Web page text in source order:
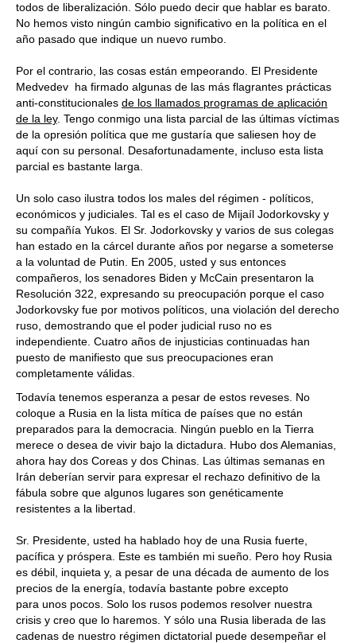
todos de liberalización. Sólo puedo decir que hablar es barato.
No hemos visto ningún cambio significativo en la política en el
año pasado que indique un nuevo rumbo.
Por el contrario, las cosas están empeorando. El Presidente
Medvedev ha firmado algunas de las más flagrantes prácticas
anti-constitucionales de los llamados programas de aplicación
de la ley. Tengo conmigo una lista parcial de las últimas víctimas
de la opresión política que me gustaría que saliesen hoy de
aquí con su personal. Desafortunadamente, incluso esta lista
parcial es bastante larga.
Un solo caso ilustra todos los males del régimen - políticos,
económicos y judiciales. Tal es el caso de Mijaíl Jodorkovsky y
su compañía Yukos. El Sr. Jodorkovsky y varios de sus colegas
han estado en la cárcel durante años por negarse a someterse
a la voluntad de Putin. En 2005, usted y sus entonces
compañeros, los senadores Biden y McCain presentaron la
Resolución 322, expresando su preocupación porque el caso
Jodorkovsky fue por motivos políticos, una violación del derecho
ruso, demostrando que el poder judicial ruso no es
independiente. Cuatro años de injusticias continuadas han
puesto de manifiesto que sus preocupaciones eran
completamente válidas.
Todavía tenemos esperanza a pesar de estos reveses. No
coloque a Rusia en la lista mítica de países que no están
preparados para la democracia. Ningún pueblo en la Tierra
merece o desea de vivir bajo la dictadura. Hubo dos Alemanias,
ahora hay dos Coreas y dos Chinas. Las últimas semanas en
Irán deberían servir para expresar el rechazo definitivo de la
fábula sobre que algunos lugares son genéticamente
resistentes a la libertad.
Sr. Presidente, usted ha hablado hoy de una Rusia fuerte,
pacífica y próspera. Este es también mi sueño. Pero hoy Rusia
es débil, inquieta y, a pesar de una década de aumento de los
precios de la energía, todavía bastante pobre excepto
para unos pocos. Solo los rusos podemos resolver nuestra
crisis y creo que lo haremos. Y sólo una Rusia liberada de las
cadenas de nuestro régimen dictatorial puede desempeñar el